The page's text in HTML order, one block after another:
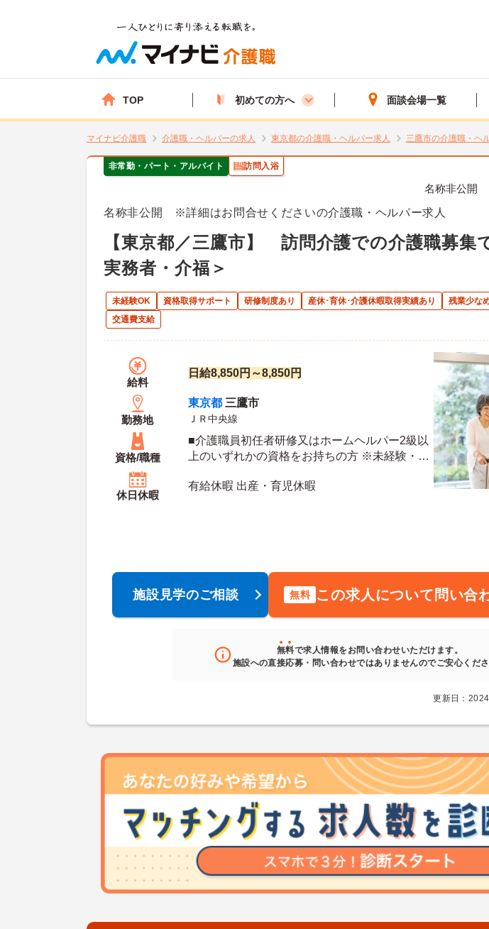
TOP 初めての方へ 面談会場一覧
マイナビ介護職 介護職・ヘルパーの求人 東京都の介護職・ヘルパー求人 三鷹市の介護職・ヘ
非常勤・パート・アルバイト 訪問入浴
名称非公開
名称非公開 ※詳細はお問合せくださいの介護職・ヘルパー求人
【東京都／三鷹市】 訪問介護での介護職募集
実務者・介福＞
未経験OK 資格取得サポート 研修制度あり 産休･育休･介護休暇取得実績あり 残業少な
交通費支給
給料
日給8,850円～8,850円
勤務地
東京都 三鷹市
ＪＲ中央線
資格/職種
■介護職員初任者研修又はホームヘルパー2級以
上のいずれかの資格をお持ちの方 ※未経験・資
休日休暇
有給休暇 出産・育児休暇
施設見学のご相談 無料 この求人について問い合
無料で求人情報をお問い合わせいただけます。
施設への直接応募・問い合わせではありませんのでご安心くださ
更新日：